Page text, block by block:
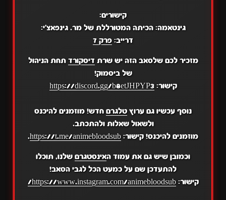
קישורים:
גינטאמה: הכיתה המטורללת של מר. גינפאצ'י:
דרייב: פרק 7
מזכיר לכם שלסאב הזה יש שרת דיסקורד תחת הניהול
של ביסמוק!
קישור:https://discord.gg/b8etJHPYP3
נוסף עכשיו גם ערוץטלגרםחדש! מוזמנים להיכנס
ולשאול שאלות ולהתכתב.
מוזמנים להיכנס! קישור: https://t.me/animebloodsub
.
וכמובן שיש גם את עמוד האינסטגרםשלנו, תוכלו
להתעדכן שם על כמעט הכל לגבי הסאב!
קישור:https://www.instagram.com/animebloodsub/